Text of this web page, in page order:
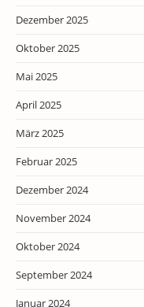
Dezember 2025
Oktober 2025
Mai 2025
April 2025
März 2025
Februar 2025
Dezember 2024
November 2024
Oktober 2024
September 2024
Januar 2024